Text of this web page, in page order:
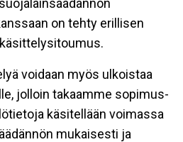
on tehty erillisen
voidaan myös ulkoistaa
jolloin takaamme sopimus-
käsitellään voimassa
mukaisesti ja